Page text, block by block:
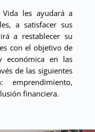
les ayudará a
a satisfacer sus
a restablecer su
con el objetivo de
económica en las
de las siguientes
emprendimiento,
financiera.